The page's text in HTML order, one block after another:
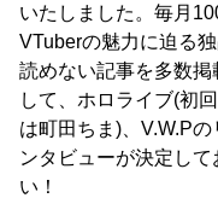
いたしました。毎月
VTuberの魅力に迫る
読めない記事を多数
して、ホロライブ(初
は町田ちま)、V.W.P
ンタビューが決定し
い！